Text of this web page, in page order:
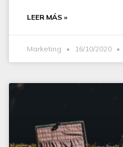
LEER MÁS »
Marketing 16/10/2020